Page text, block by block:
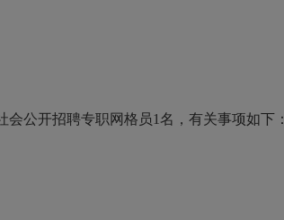
公开招聘专职网格员1名，有关事项如下：